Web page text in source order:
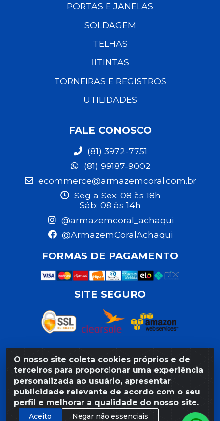
O nosso site coleta cookies próprios e de
terceiros para proporcionar uma experiência
personalizada ao usuário, apresentar
publicidade relevante de acordo com o seu
perfil e melhorar a qualidade do nosso site.
Aceito Negar não essenciais
PORTAS E JANELAS
SOLDAGEM
TELHAS
TINTAS
TORNEIRAS E REGISTROS
UTILIDADES
FALE CONOSCO
(81) 3972-7751
(81) 99187-9002
ecommerce@armazemcoral.com.br
Seg a Sex: 08 às 18h
Sáb: 08 às 14h
@armazemcoral_achaqui
@ArmazemCoralAchaqui
FORMAS DE PAGAMENTO
SITE SEGURO
Razão Social: Armazém Coral LTDA - Rua da Praia,
103 - São José - Recife/PE - CEP 50020-550 -
CNPJ 11.623.188/0027-80